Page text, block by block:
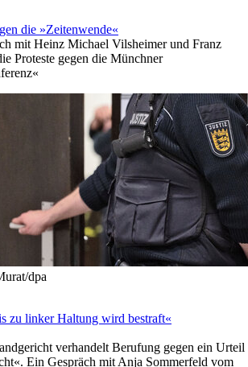
die »Zeitenwende«
mit Heinz Michael Vilsheimer und Franz
Proteste gegen die Münchner
dpa
zu linker Haltung wird bestraft«
verhandelt Berufung gegen ein Urteil
Ein Gespräch mit Anja Sommerfeld vom